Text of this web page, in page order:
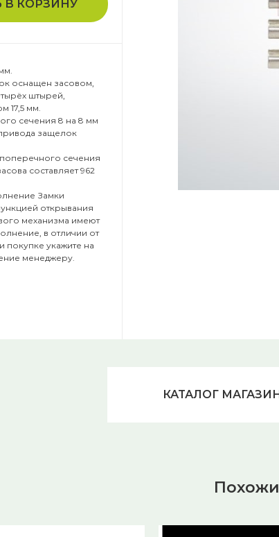
В КОРЗИНУ
оснащен засовом,
штырей,
17,5 мм.
сечения 8 на 8 мм
защелок
сечения
составляет 962
Замки
открывания
механизма имеют
в отличии от
покупке укажите на
менеджеру.
КАТАЛОГ